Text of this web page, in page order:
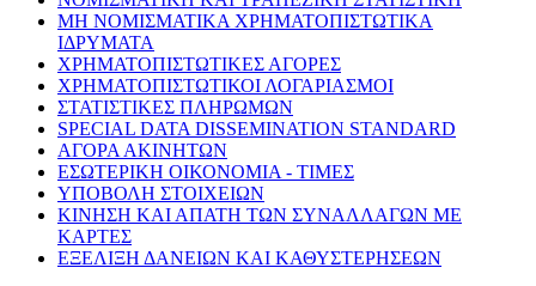
ΜΗ ΝΟΜΙΣΜΑΤΙΚΑ ΧΡΗΜΑΤΟΠΙΣΤΩΤΙΚΑ
ΙΔΡΥΜΑΤΑ
ΧΡΗΜΑΤΟΠΙΣΤΩΤΙΚΕΣ ΑΓΟΡΕΣ
ΧΡΗΜΑΤΟΠΙΣΤΩΤΙΚΟΙ ΛΟΓΑΡΙΑΣΜΟΙ
ΣΤΑΤΙΣΤΙΚΕΣ ΠΛΗΡΩΜΩΝ
SPECIAL DATA DISSEMINATION STANDARD
ΑΓΟΡΑ ΑΚΙΝΗΤΩΝ
ΕΣΩΤΕΡΙΚΗ ΟΙΚΟΝΟΜΙΑ - ΤΙΜΕΣ
ΥΠΟΒΟΛΗ ΣΤΟΙΧΕΙΩΝ
ΚΙΝΗΣΗ ΚΑΙ ΑΠΑΤΗ ΤΩΝ ΣΥΝΑΛΛΑΓΩΝ ΜΕ
ΚΑΡΤΕΣ
ΕΞΕΛΙΞΗ ΔΑΝΕΙΩΝ ΚΑΙ ΚΑΘΥΣΤΕΡΗΣΕΩΝ